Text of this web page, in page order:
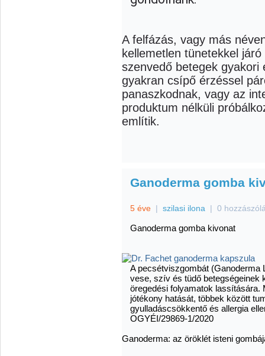
A felfázás, vagy más
kellemetlen tünetekkel
szenvedő betegek gyakori
gyakran csípő érzéssel
panaszkodnak, vagy az
produktum nélküli
említik.
Ganoderma gomba
5 éve | szilasi ilona | 0
Ganoderma gomba kivonat
A pecsétviszgombát (Ganoderma
vese, szív és tüdő betegségeinek
öregedési folyamatok
jótékony hatását, többek között
gyulladáscsökkentő és allergia
OGYÉI/29869-1/2020
Ganoderma: az öröklét isteni